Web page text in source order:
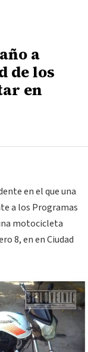
a
de los
en
en el que una
a los Programas
motocicleta
8, en en Ciudad